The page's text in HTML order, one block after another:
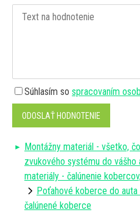
Súhlasím so spracovaním
ODOSLAŤ HODNOTENIE
Montážny materiál - všetko,
zvukového systému do vášho
materiály - čalúnenie
Poťahové koberce do
čalúnené koberce